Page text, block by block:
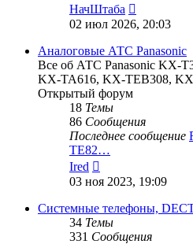
НачШтаба
последнему
сообщению
02 июл 2026, 20:03
Аналоговые АТС Panasonic
Все об АТС Panasonic KX-
KX-TA616, KX-TEB308,
Открытый форум
18 Темы
86 Сообщения
Последнее сообщение
TE82…
Ired
к
последнему
сообщению
03 ноя 2023, 19:09
Системные телефоны,
34 Темы
331 Сообщения